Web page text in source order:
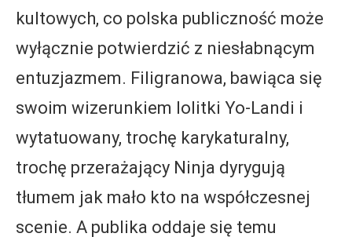
kultowych, co polska publiczność może
wyłącznie potwierdzić z niesłabnącym
entuzjazmem. Filigranowa, bawiąca się
swoim wizerunkiem lolitki Yo-Landi i
wytatuowany, trochę karykaturalny,
trochę przerażający Ninja dyrygują
tłumem jak mało kto na współczesnej
scenie. A publika oddaje się temu